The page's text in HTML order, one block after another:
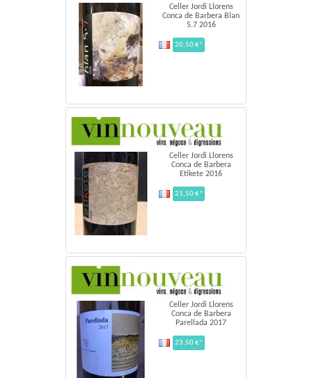
Celler Jordi Llorens
Conca de Barbera Blan
5.7 2016
20,50 €*
Celler Jordi Llorens
Conca de Barbera
Etikete 2016
21,50 €*
Celler Jordi Llorens
Conca de Barbera
Parellada 2017
23,50 €*